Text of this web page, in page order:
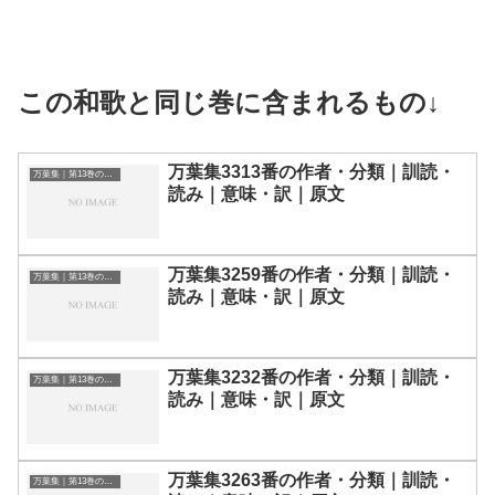
この和歌と同じ巻に含まれるもの↓
万葉集｜第13巻の和歌一覧
万葉集3313番の作者・分類｜訓読・
読み｜意味・訳｜原文
万葉集｜第13巻の和歌一覧
万葉集3259番の作者・分類｜訓読・
読み｜意味・訳｜原文
万葉集｜第13巻の和歌一覧
万葉集3232番の作者・分類｜訓読・
読み｜意味・訳｜原文
万葉集｜第13巻の和歌一覧
万葉集3263番の作者・分類｜訓読・